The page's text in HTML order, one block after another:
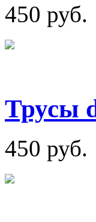
450 руб.
Трусы
450 руб.